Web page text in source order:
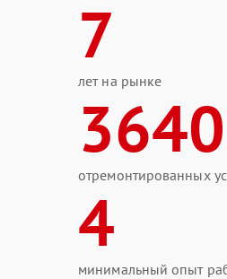
7
лет на рынке
3640
отремонтированных
4
минимальный опыт